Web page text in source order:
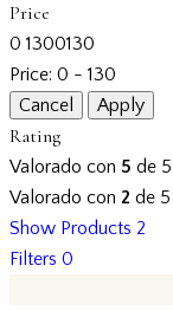
Price
0 1300130
Price: 0 - 130
Rating
Valorado con 5 de 5
Valorado con 2 de 5
Show Products 2
Filters 0